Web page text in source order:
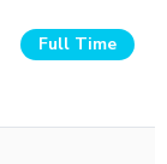
Full Time